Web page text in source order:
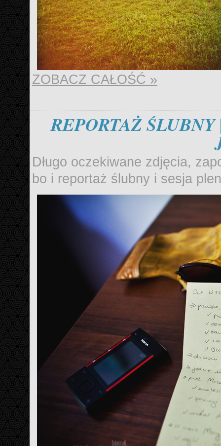
ZOBACZ CAŁOŚĆ »
REPORTAŻ
Długo oczekiwane zdjęcia,
bo i reportaż ślubny i sesja